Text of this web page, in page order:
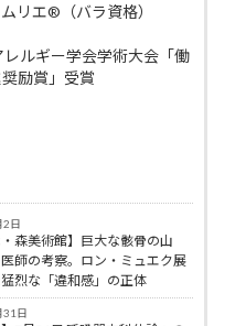
リエ®（バラ資格）
ルギー学会学術大会「働
励賞」受賞
2日
・森美術館】巨大な骸骨の山
師の考察。ロン・ミュエク展
烈な「違和感」の正体
日